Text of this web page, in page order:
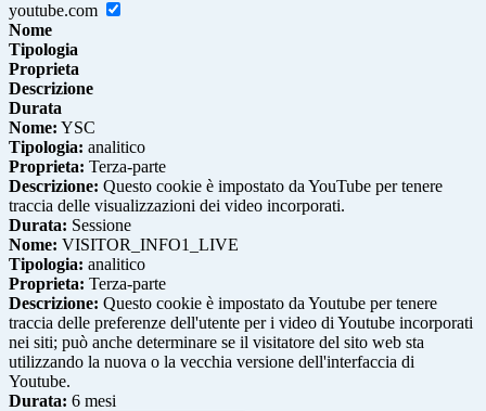
youtube.com
Nome
Tipologia
Proprieta
Descrizione
Durata
Nome: YSC
Tipologia: analitico
Proprieta: Terza-parte
Descrizione: Questo cookie è impostato da YouTube per tenere
traccia delle visualizzazioni dei video incorporati.
Durata: Sessione
Nome: VISITOR_INFO1_LIVE
Tipologia: analitico
Proprieta: Terza-parte
Descrizione: Questo cookie è impostato da Youtube per tenere
traccia delle preferenze dell'utente per i video di Youtube incorporati
nei siti; può anche determinare se il visitatore del sito web sta
utilizzando la nuova o la vecchia versione dell'interfaccia di
Youtube.
Durata: 6 mesi